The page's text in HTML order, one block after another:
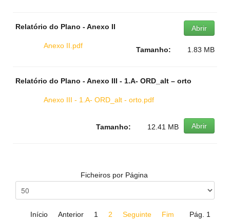
Relatório do Plano - Anexo II
Anexo II.pdf
Abrir
Tamanho: 1.83 MB
Relatório do Plano - Anexo III - 1.A- ORD_alt – orto
Anexo III - 1.A- ORD_alt - orto.pdf
Abrir
Tamanho: 12.41 MB
Ficheiros por Página
Início Anterior 1 2 Seguinte Fim Pág. 1